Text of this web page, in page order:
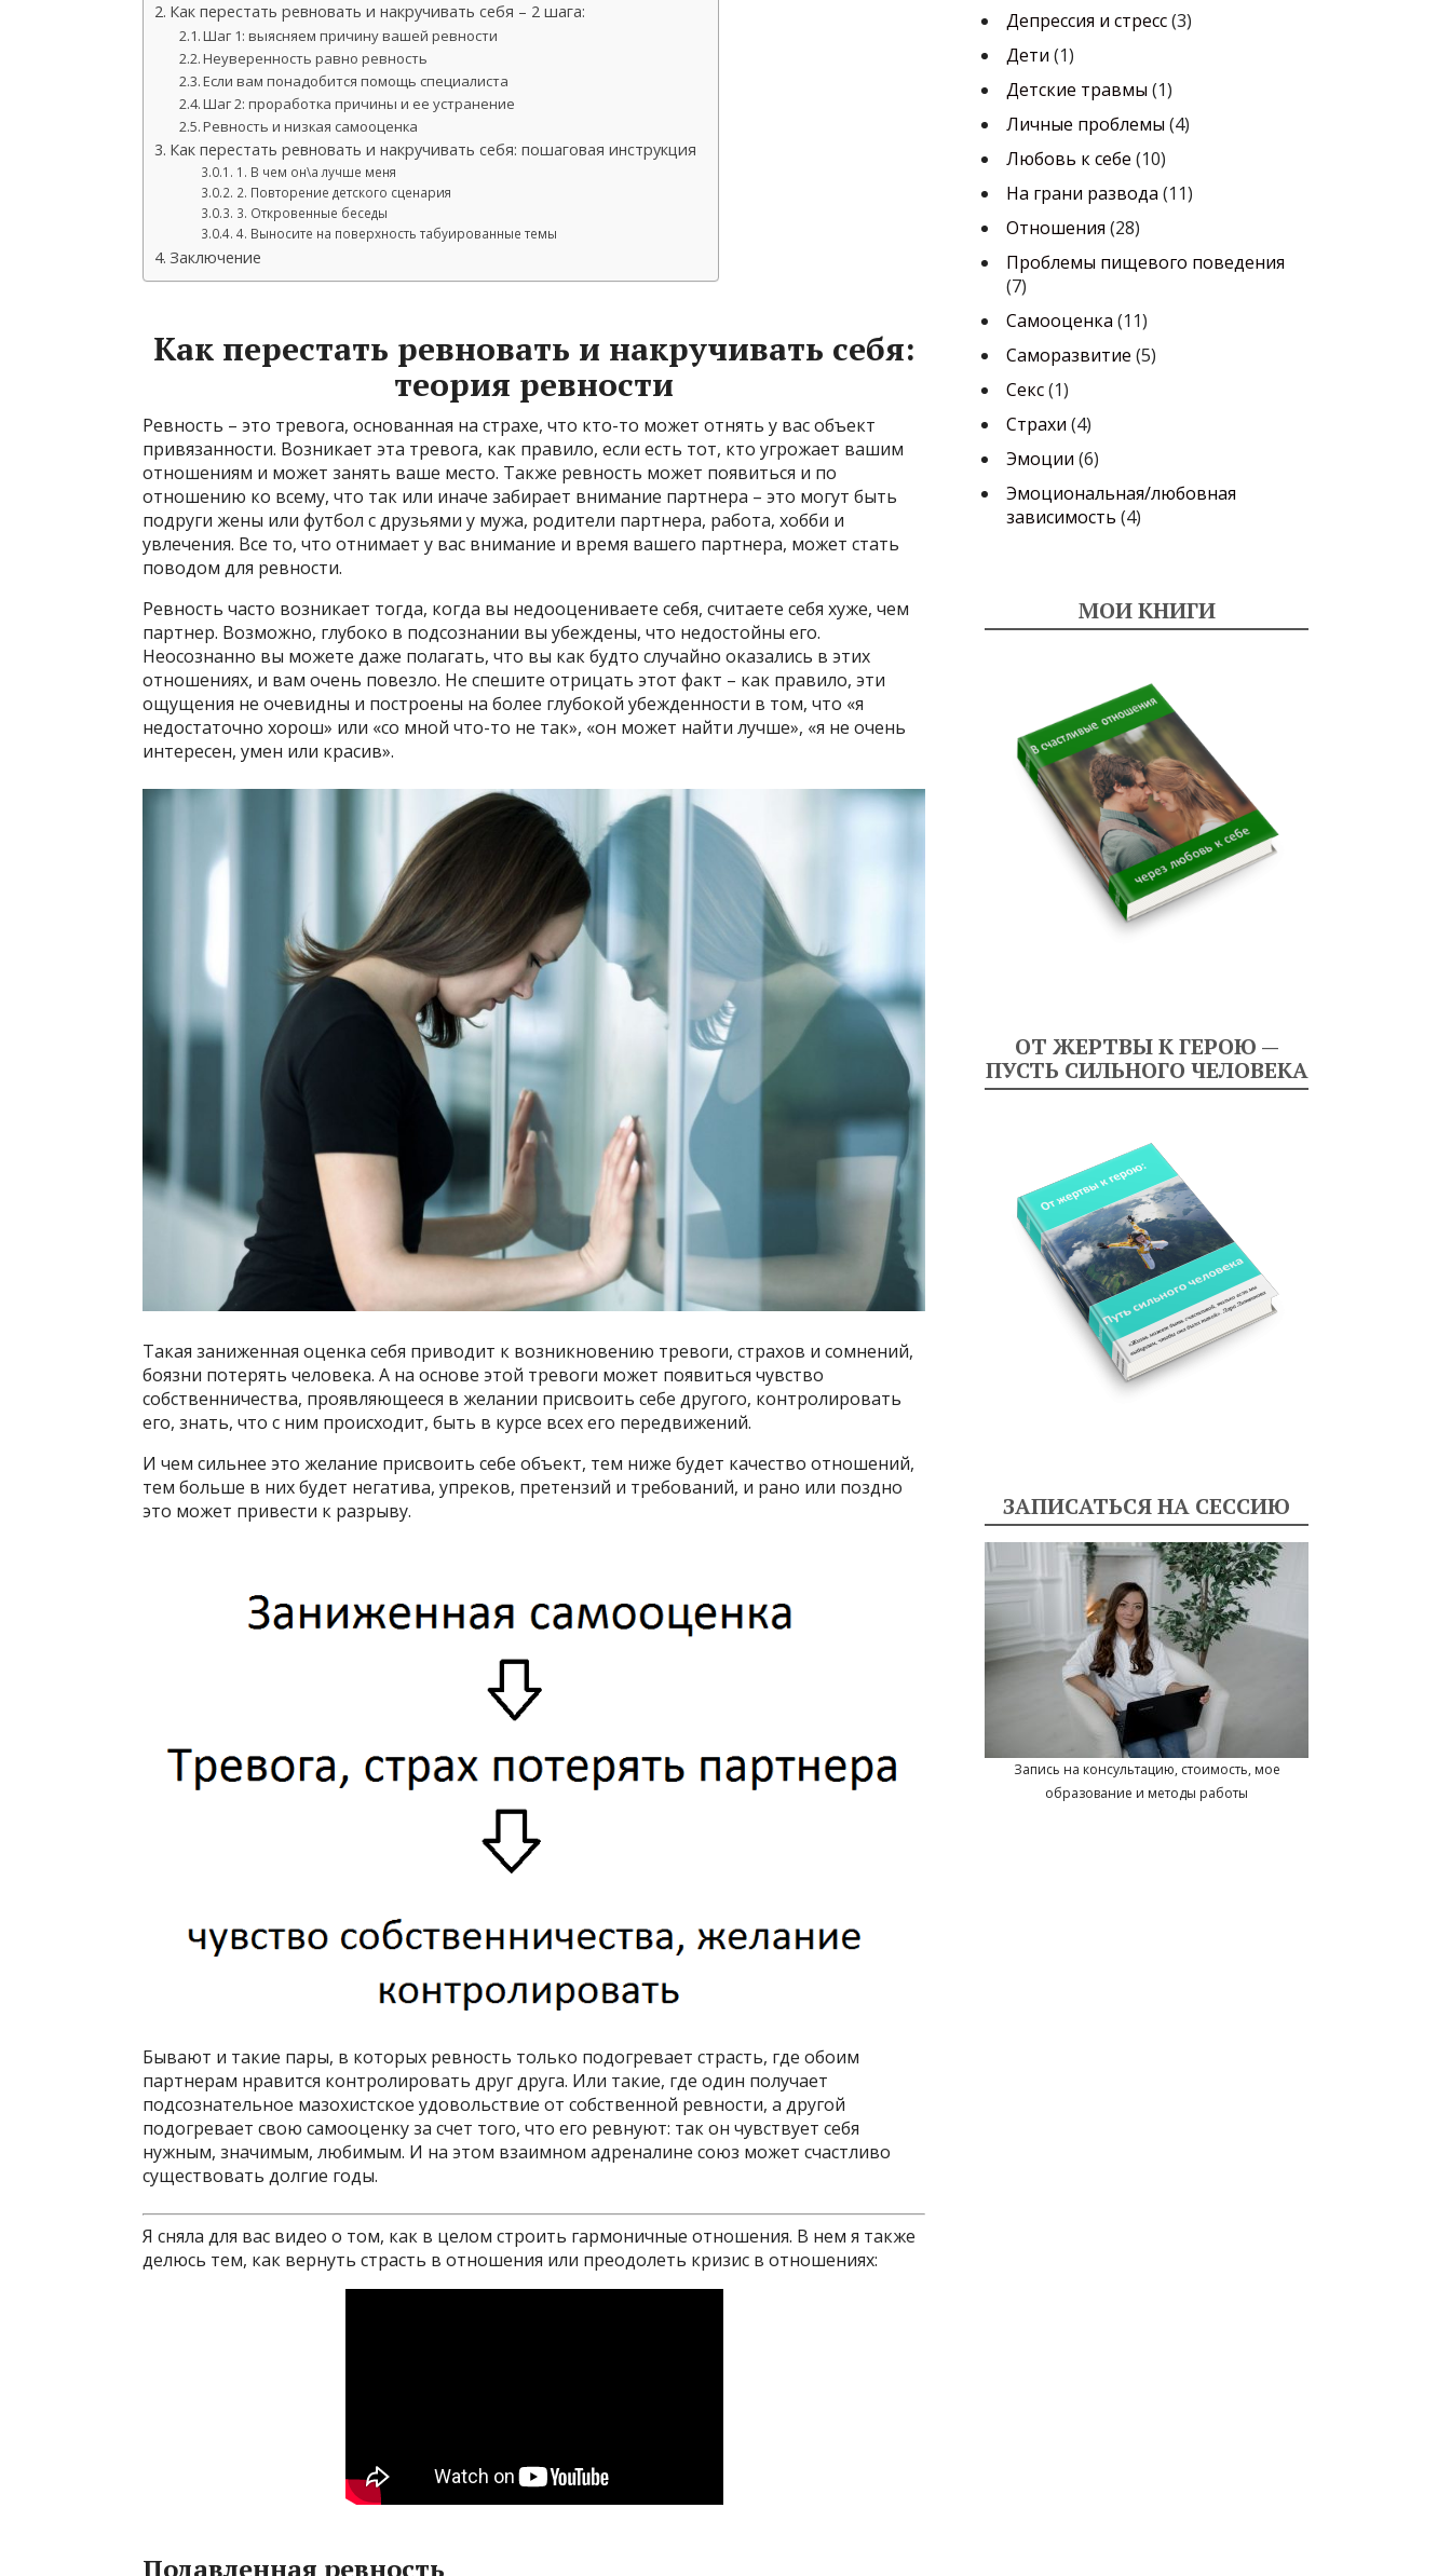
Как перестать ревновать и накручивать себя – 2 шага:
Шаг 1: выясняем причину вашей ревности
Неуверенность равно ревность
Если вам понадобится помощь специалиста
Шаг 2: проработка причины и ее устранение
Ревность и низкая самооценка
Как перестать ревновать и накручивать себя: пошаговая инструкция
1. В чем он\а лучше меня
2. Повторение детского сценария
3. Откровенные беседы
4. Выносите на поверхность табуированные темы
Заключение
Как перестать ревновать и накручивать себя:
теория ревности
Ревность – это тревога, основанная на страхе, что кто-то может отнять у вас объект
привязанности. Возникает эта тревога, как правило, если есть тот, кто угрожает вашим
отношениям и может занять ваше место. Также ревность может появиться и по
отношению ко всему, что так или иначе забирает внимание партнера – это могут быть
подруги жены или футбол с друзьями у мужа, родители партнера, работа, хобби и
увлечения. Все то, что отнимает у вас внимание и время вашего партнера, может стать
поводом для ревности.
Ревность часто возникает тогда, когда вы недооцениваете себя, считаете себя хуже, чем
партнер. Возможно, глубоко в подсознании вы убеждены, что недостойны его.
Неосознанно вы можете даже полагать, что вы как будто случайно оказались в этих
отношениях, и вам очень повезло. Не спешите отрицать этот факт – как правило, эти
ощущения не очевидны и построены на более глубокой убежденности в том, что «я
недостаточно хорош» или «со мной что-то не так», «он может найти лучше», «я не очень
интересен, умен или красив».
Такая заниженная оценка себя приводит к возникновению тревоги, страхов и сомнений,
боязни потерять человека. А на основе этой тревоги может появиться чувство
собственничества, проявляющееся в желании присвоить себе другого, контролировать
его, знать, что с ним происходит, быть в курсе всех его передвижений.
И чем сильнее это желание присвоить себе объект, тем ниже будет качество отношений,
тем больше в них будет негатива, упреков, претензий и требований, и рано или поздно
это может привести к разрыву.
Бывают и такие пары, в которых ревность только подогревает страсть, где обоим
партнерам нравится контролировать друг друга. Или такие, где один получает
подсознательное мазохистское удовольствие от собственной ревности, а другой
подогревает свою самооценку за счет того, что его ревнуют: так он чувствует себя
нужным, значимым, любимым. И на этом взаимном адреналине союз может счастливо
существовать долгие годы.
Я сняла для вас видео о том, как в целом строить гармоничные отношения. В нем я также
делюсь тем, как вернуть страсть в отношения или преодолеть кризис в отношениях:
Подавленная ревность
Депрессия и стресс(3)
Дети (1)
Детские травмы (1)
Личные проблемы (4)
Любовь к себе (10)
На грани развода (11)
Отношения (28)
Проблемы пищевого поведения
(7)
Самооценка (11)
Саморазвитие (5)
Секс(1)
Страхи (4)
Эмоции (6)
Эмоциональная/любовная
зависимость (4)
МОИ КНИГИ
ОТ ЖЕРТВЫ К ГЕРОЮ —
ПУСТЬ СИЛЬНОГО ЧЕЛОВЕКА
ЗАПИСАТЬСЯ НА СЕССИЮ
Запись на консультацию, стоимость, мое
образование и методы работы